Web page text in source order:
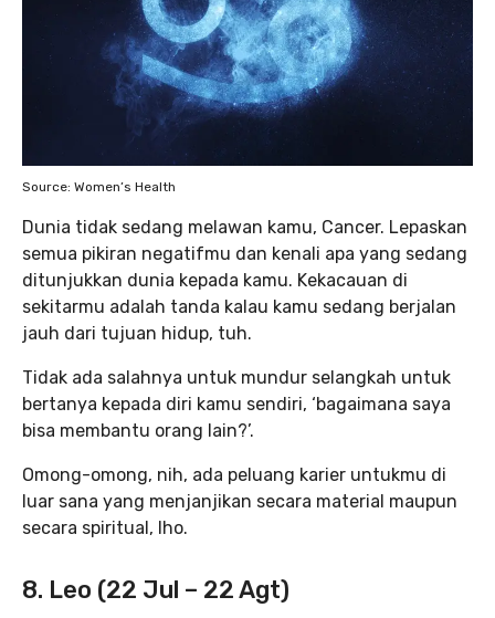
Source: Women’s Health
Dunia tidak sedang melawan kamu, Cancer. Lepaskan
semua pikiran negatifmu dan kenali apa yang sedang
ditunjukkan dunia kepada kamu. Kekacauan di
sekitarmu adalah tanda kalau kamu sedang berjalan
jauh dari tujuan hidup, tuh.
Tidak ada salahnya untuk mundur selangkah untuk
bertanya kepada diri kamu sendiri, ‘bagaimana saya
bisa membantu orang lain?’.
Omong-omong, nih, ada peluang karier untukmu di
luar sana yang menjanjikan secara material maupun
secara spiritual, lho.
8. Leo (22 Jul – 22 Agt)